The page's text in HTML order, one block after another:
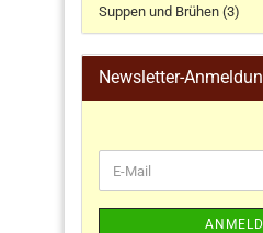
Koch- und Backbücher
Küchengeräte
Küchenhelfer
Suppen und Brühen (3)
Newsletter-